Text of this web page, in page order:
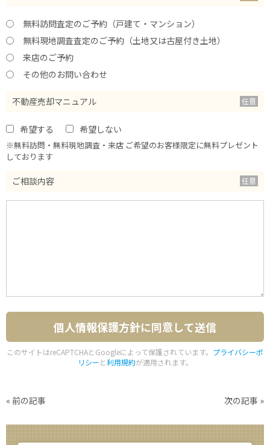
無料訪問査定のご予約（戸建て・マンション）
無料現地調査査定のご予約（土地又は古屋付き土地）
来店のご予約
その他のお問い合わせ
不動産売却マニュアル
希望する 希望しない
※無料訪問・無料現地調査・来店 ご希望のお客様限定に無料プレゼント
しております
ご相談内容
このサイトはreCAPTCHAとGoogleによって保護されています。 プライバシーポ
リシーと利用規約が適用されます。
« 前の記事 次の記事 »